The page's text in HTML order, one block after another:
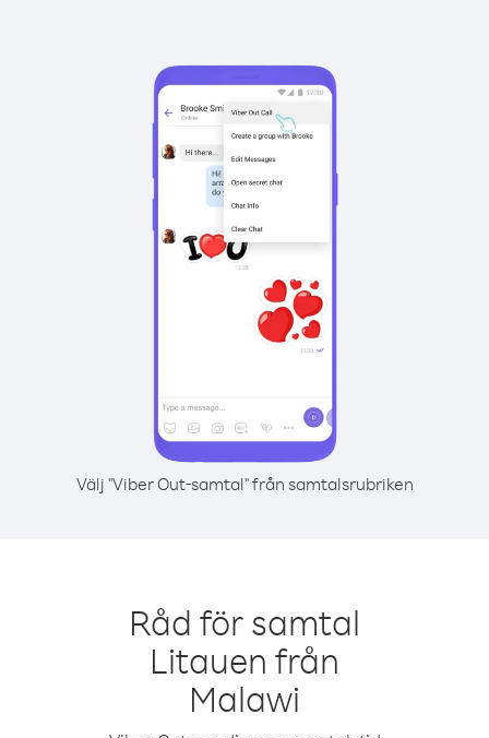
Välj "Viber Out-samtal" från samtalsrubriken
Råd för samtal
Litauen från
Malawi